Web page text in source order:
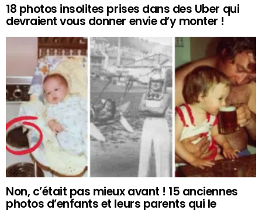
18 photos insolites prises dans des Uber qui
devraient vous donner envie d’y monter !
Non, c’était pas mieux avant ! 15 anciennes
photos d’enfants et leurs parents qui le